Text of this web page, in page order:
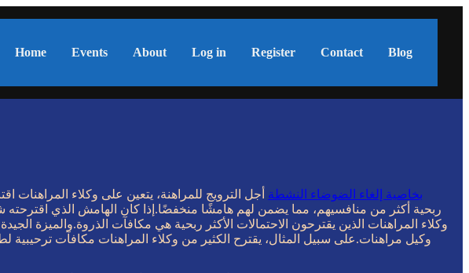
Home Events About Log in Register Contact Blog
سماعات أذن لاسلكية 1MORE Evo بخاصية إلغاء الضوضاء النشطة أجل الترويج للمراهنة، يتعين على وكلاء المراهنات
وكلاء المراهنات الذين يقترحون الاحتمالات الأكثر ربحية هي مكافآت الذروة.والميزة